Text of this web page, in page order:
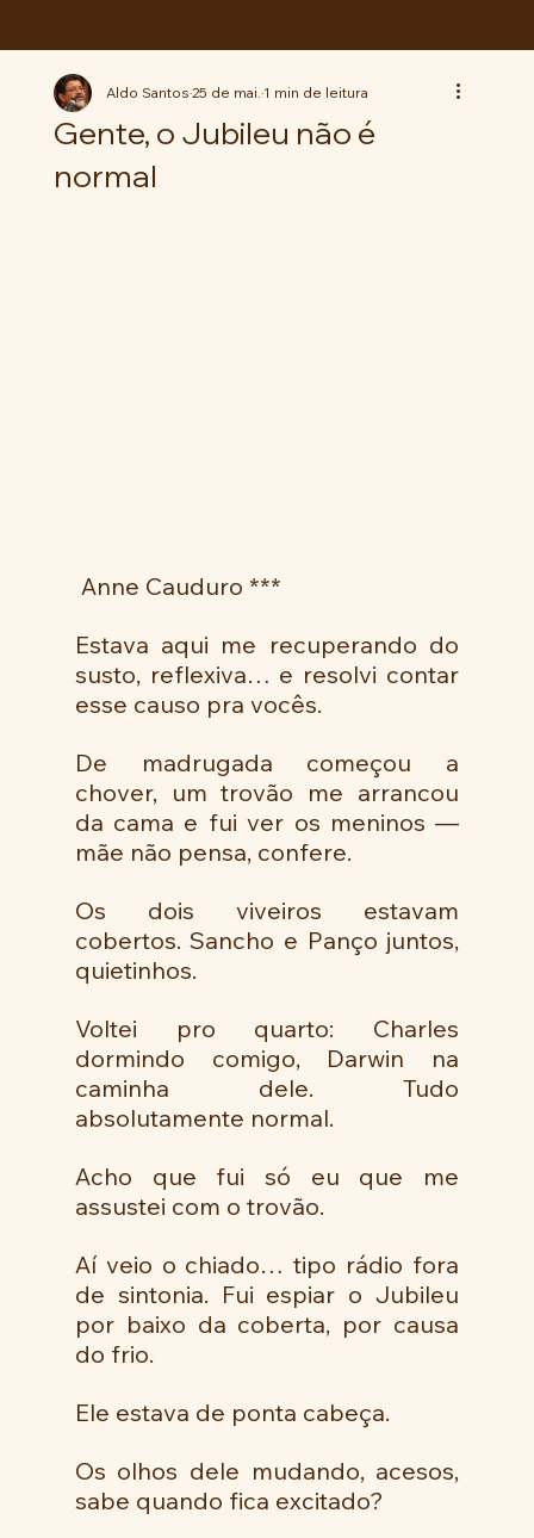
Gente, o Jubileu não é
normal
Aldo Santos25 de mai.1 min de leitura
Anne Cauduro ***
Estava aqui me recuperando do
susto, reflexiva… e resolvi contar
esse causo pra vocês.
De madrugada começou a
chover, um trovão me arrancou
da cama e fui ver os meninos —
mãe não pensa, confere.
Os dois viveiros estavam
cobertos. Sancho e Panço juntos,
quietinhos.
Voltei pro quarto: Charles
dormindo comigo, Darwin na
caminha dele. Tudo
absolutamente normal.
Acho que fui só eu que me
assustei com o trovão.
Aí veio o chiado… tipo rádio fora
de sintonia. Fui espiar o Jubileu
por baixo da coberta, por causa
do frio.
Ele estava de ponta cabeça.
Os olhos dele mudando, acesos,
sabe quando fica excitado?